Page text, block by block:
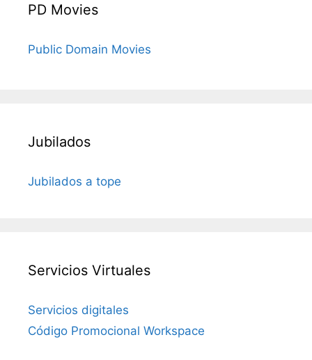
PD Movies
Public Domain Movies
Jubilados
Jubilados a tope
Servicios Virtuales
Servicios digitales
Código Promocional Workspace